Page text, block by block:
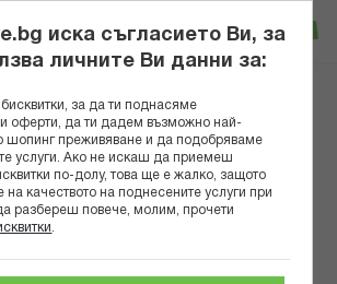
Вход
- Синя + Черна боровинка, 120 капсули
иска съгласието Ви, за
личните Ви данни за:
за да ти поднасяме
оферти, да ти дадем възможно най-
шопинг преживяване и да подобряваме
услуги. Ако не искаш да приемеш
по-долу, това ще е жалко, защото
качеството на поднесените услуги при
разбереш повече, молим, прочети